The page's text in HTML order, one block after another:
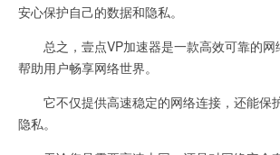
安心保护自己的数据和隐私。
总之，壹点VP加速器是一款高效可靠的网
帮助用户畅享网络世界。
它不仅提供高速稳定的网络连接，还能保
隐私。